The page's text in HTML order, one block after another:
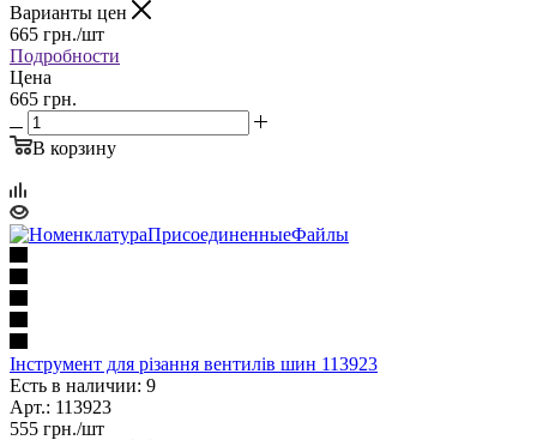
Варианты цен
665 грн./шт
Подробности
Цена
665 грн.
В корзину
Інструмент для різання вентилів шин 113923
Есть в наличии: 9
Арт.: 113923
555 грн./шт